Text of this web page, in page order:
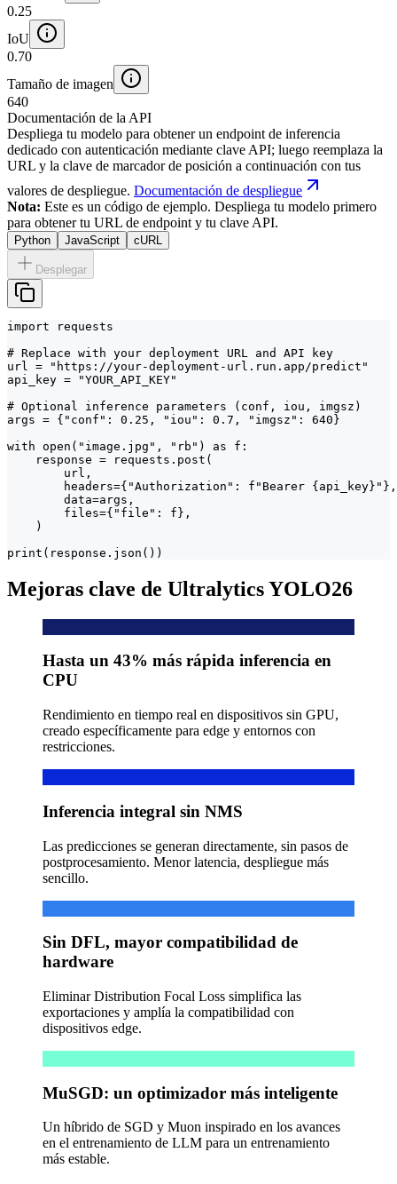
0.25
IoU
0.70
Tamaño de imagen
640
Documentación de la API
Despliega tu modelo para obtener un endpoint de inferencia
dedicado con autenticación mediante clave API; luego reemplaza la
URL y la clave de marcador de posición a continuación con tus
valores de despliegue. Documentación de despliegue
Nota: Este es un código de ejemplo. Despliega tu modelo primero
para obtener tu URL de endpoint y tu clave API.
Python JavaScript cURL
Desplegar
import requests
# Replace with your deployment URL and API key
url = "https://your-deployment-url.run.app/predict"
api_key = "YOUR_API_KEY"
# Optional inference parameters (conf, iou, imgsz)
args = {"conf": 0.25, "iou": 0.7, "imgsz": 640}
with open("image.jpg", "rb") as f:
    response = requests.post(
        url,
        headers={"Authorization": f"Bearer {api_key}"},
        data=args,
        files={"file": f},
    )
print(response.json())
Mejoras clave de Ultralytics YOLO26
Hasta un 43% más rápida inferencia en
CPU
Rendimiento en tiempo real en dispositivos sin GPU,
creado específicamente para edge y entornos con
restricciones.
Inferencia integral sin NMS
Las predicciones se generan directamente, sin pasos de
postprocesamiento. Menor latencia, despliegue más
sencillo.
Sin DFL, mayor compatibilidad de
hardware
Eliminar Distribution Focal Loss simplifica las
exportaciones y amplía la compatibilidad con
dispositivos edge.
MuSGD: un optimizador más inteligente
Un híbrido de SGD y Muon inspirado en los avances
en el entrenamiento de LLM para un entrenamiento
más estable.